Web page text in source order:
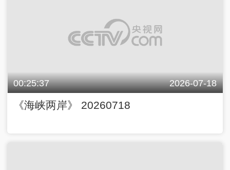
00:25:37 2026-07-18
《海峡两岸》 20260718